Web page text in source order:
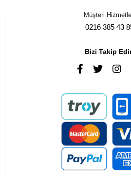
Müşteri
0216 385 43
Bizi Takip